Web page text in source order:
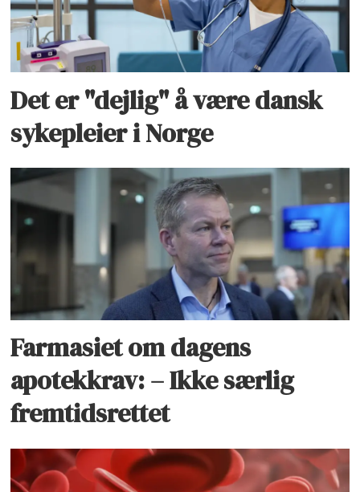
Det er "dejlig" å være dansk
sykepleier i Norge
Farmasiet om dagens
apotekkrav: – Ikke særlig
fremtidsrettet